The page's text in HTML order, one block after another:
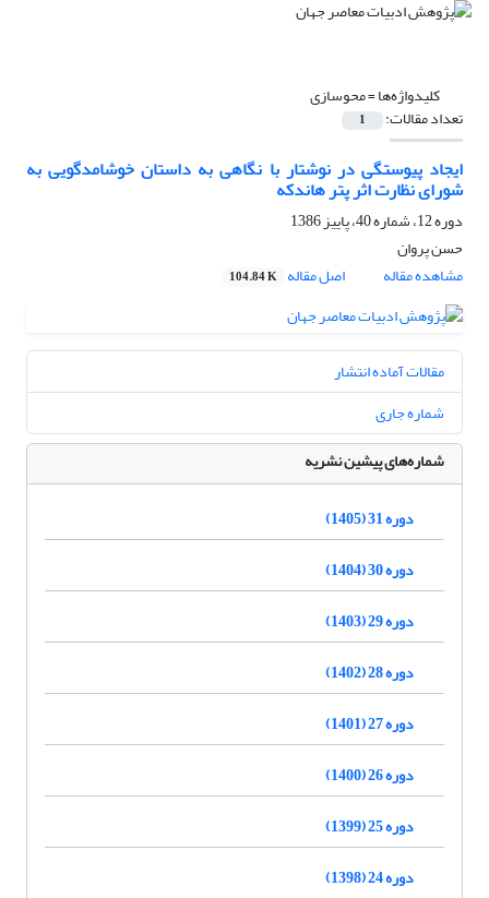
کلیدواژه‌ها =محوسازی
تعداد مقالات: 1
ایجاد پیوستگی در نوشتار با نگاهی به داستان خوشامدگویی به
شورای نظارت اثر پتر هاندکه
دوره 12، شماره 40، پاییز 1386
حسن پروان
مشاهده مقاله
اصل مقاله 104.84 K
مقالات آماده انتشار
شماره جاری
شماره‌های پیشین نشریه
دوره 31 (1405)
دوره 30 (1404)
دوره 29 (1403)
دوره 28 (1402)
دوره 27 (1401)
دوره 26 (1400)
دوره 25 (1399)
دوره 24 (1398)